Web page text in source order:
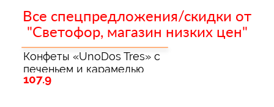
Все спецпредложения/скидки от
"Светофор, магазин низких цен"
Конфеты «UnoDos Tres» с
печеньем и карамелью
107.9